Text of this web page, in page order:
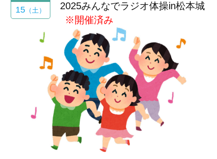
15 土
2025みんなでラジオ体操in松本城
※開催済み